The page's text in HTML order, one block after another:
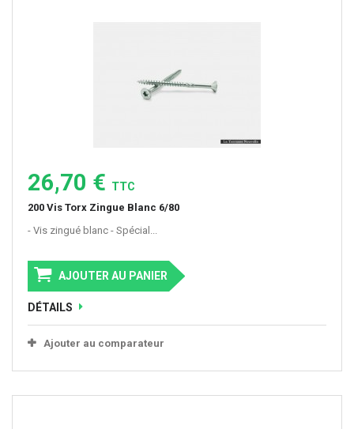
26,70 € TTC
200 Vis Torx Zingue Blanc 6/80
- Vis zingué blanc - Spécial...
AJOUTER AU PANIER
DÉTAILS
Ajouter au comparateur